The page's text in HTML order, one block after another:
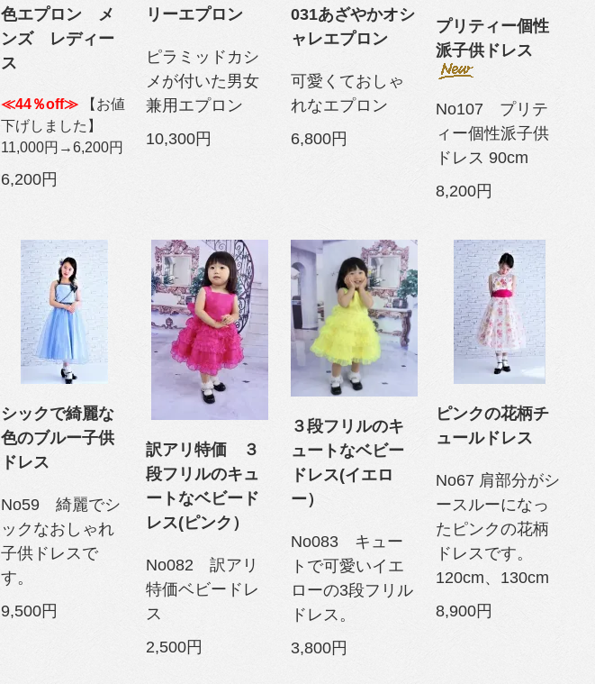
色エプロン メ
ンズ レディー
ス
≪44％off≫ 【お値
下げしました】
11,000円→6,200円
6,200円
リーエプロン
ピラミッドカシ
メが付いた男女
兼用エプロン
10,300円
031あざやかオシ
ャレエプロン
可愛くておしゃ
れなエプロン
6,800円
プリティー個性
派子供ドレス
No107 プリテ
ィー個性派子供
ドレス 90cm
8,200円
シックで綺麗な
色のブルー子供
ドレス
No59 綺麗でシ
ックなおしゃれ
子供ドレスで
す。
9,500円
訳アリ特価 ３
段フリルのキュ
ートなベビード
レス(ピンク）
No082 訳アリ
特価ベビードレ
ス
2,500円
３段フリルのキ
ュートなベビー
ドレス(イエロ
ー）
No083 キュー
トで可愛いイエ
ローの3段フリル
ドレス。
3,800円
ピンクの花柄チ
ュールドレス
No67 肩部分がシ
ースルーになっ
たピンクの花柄
ドレスです。
120cm、130cm
8,900円